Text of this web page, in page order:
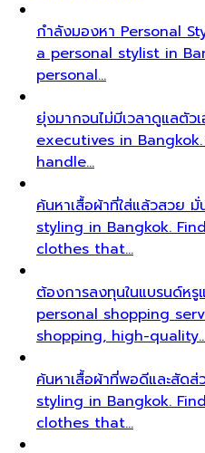
กำลังมองหา Personal
a personal stylist in
personal…
ยุ่งมากจนไม่มีเวลาดูแลตัว
executives in
handle…
ค้นหาเสื้อผ้าที่ใส่แล้วสวย มั่
styling in Bangkok.
clothes that…
ต้องการลงทุนในแบรนด์หรูแ
personal shopping
shopping, high-
ค้นหาเสื้อผ้าที่พอดีและสัดส่
styling in Bangkok.
clothes that…